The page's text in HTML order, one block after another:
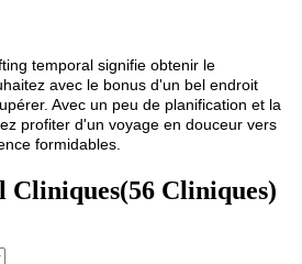
temporal signifie obtenir le
avec le bonus d'un bel endroit
Avec un peu de planification et la
profiter d'un voyage en douceur vers
formidables.
Cliniques(56 Cliniques)